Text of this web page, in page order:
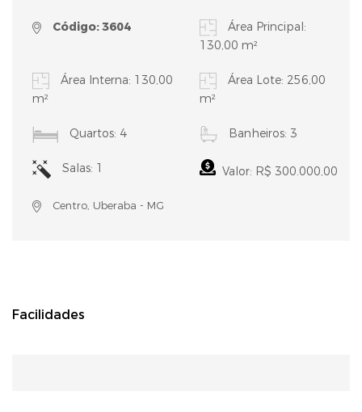
Código: 3604
Área Principal:
130,00 m²
Área Interna: 130,00
m²
Área Lote: 256,00
m²
Quartos: 4 Banheiros: 3
Salas: 1 Valor: R$ 300.000,00
Centro, Uberaba - MG
Facilidades